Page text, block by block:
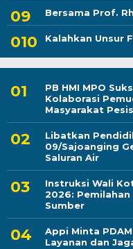
Bersama Prof.
Kalahkan Unsur
PB HMI MPO
Kolaborasi
Masyarakat
Libatkan
09/Sajoanging
Saluran Air
Instruksi Wali
2026:
Sumber
Appi Minta
Layanan dan